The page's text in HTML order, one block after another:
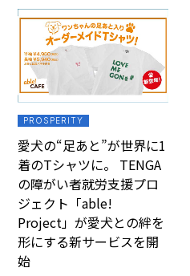
PROSPERITY
愛犬の“足あと”が世界に1
着のTシャツに。 TENGA
の障がい者就労支援プロ
ジェクト「able!
Project」が愛犬との絆を
形にする新サービスを開
始